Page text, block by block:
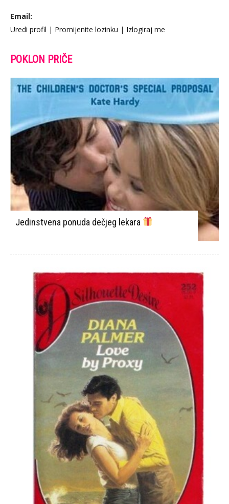
Email:
Uredi profil | Promijenite lozinku | Izlogiraj me
POKLON PRIČE
Jedinstvena ponuda dečjeg lekara